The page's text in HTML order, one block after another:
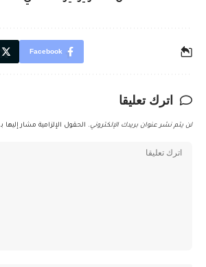
Facebook
اترك تعليقا
لن يتم نشر عنوان بريدك الإلكتروني. الحقول الإلزامية مشار إليها بـ